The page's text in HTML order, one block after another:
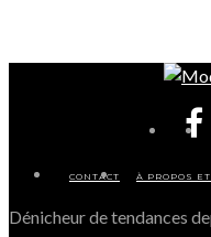
CONTACT À PROPOS
Dénicheur de tendances